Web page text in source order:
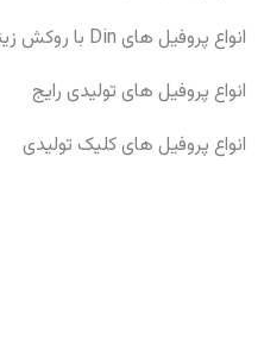
انواع پروفیل های Din با روکش زینک 275
انواع پروفیل های تولیدی رایج
انواع پروفیل های کلیک تولیدی